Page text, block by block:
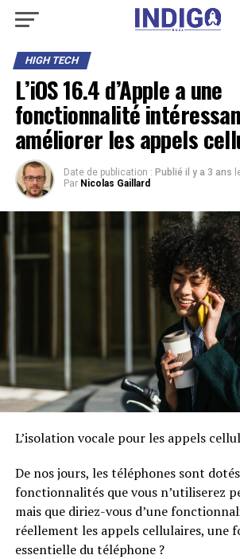
HIGH TECH
L’iOS 16.4 d’Apple a une
fonctionnalité
améliorer les appels
Date de publication : Publié il y a 3 ans
Par Nicolas Gaillard
L’isolation vocale pour les appels
De nos jours, les téléphones sont
fonctionnalités que vous n’utiliserez
mais que diriez-vous d’une
réellement les appels cellulaires, une
essentielle du téléphone ?